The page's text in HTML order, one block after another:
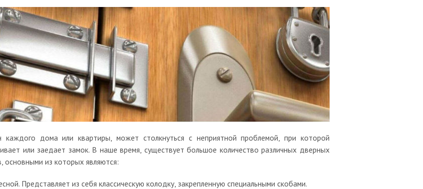
каждого дома или квартиры, может столкнуться с неприятной проблемой, при которой
или заедает замок. В наше время, существует большое количество различных дверных
основными из которых являются:
Представляет из себя классическую колодку, закрепленную специальными скобами.